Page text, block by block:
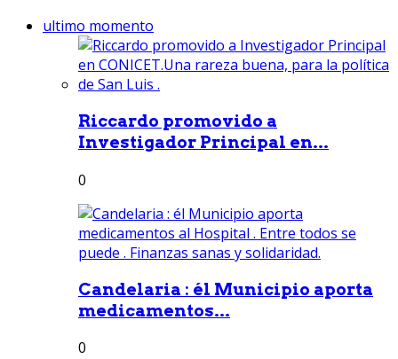
ultimo momento
Riccardo promovido a
Investigador Principal en...
0
Candelaria : él Municipio aporta
medicamentos...
0